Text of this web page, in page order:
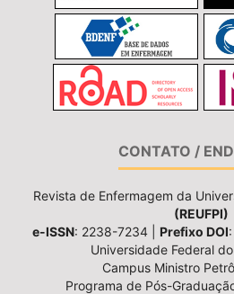
CONTATO /
Revista de Enfermagem da
(REUFPI)
e-ISSN: 2238-7234 | Prefixo DOI
Universidade Federal
Campus Ministro
Programa de Pós-